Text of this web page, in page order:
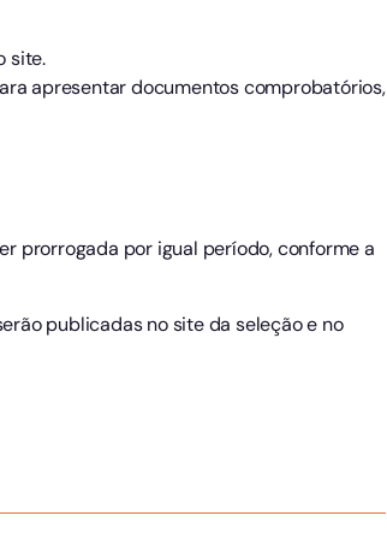
site.
apresentar documentos comprobatórios,
prorrogada por igual período, conforme a
publicadas no site da seleção e no